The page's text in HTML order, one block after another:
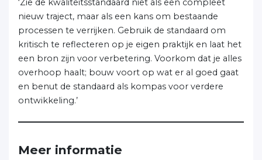
‘Zie de kwaliteitsstandaard niet als een compleet
nieuw traject, maar als een kans om bestaande
processen te verrijken. Gebruik de standaard om
kritisch te reflecteren op je eigen praktijk en laat het
een bron zijn voor verbetering. Voorkom dat je alles
overhoop haalt; bouw voort op wat er al goed gaat
en benut de standaard als kompas voor verdere
ontwikkeling.’
Meer informatie